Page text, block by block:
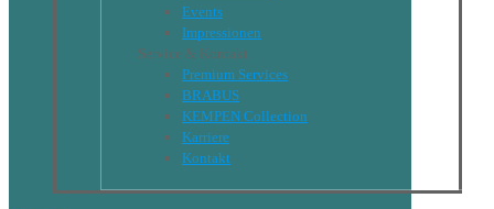
Events
Impressionen
Service & Kontakt
Premium Services
BRABUS
KEMPEN Collection
Karriere
Kontakt